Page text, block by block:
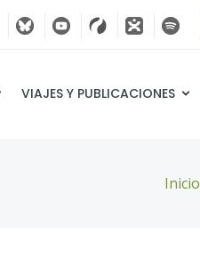
VIAJES Y PUBLICACIONES
Inicio